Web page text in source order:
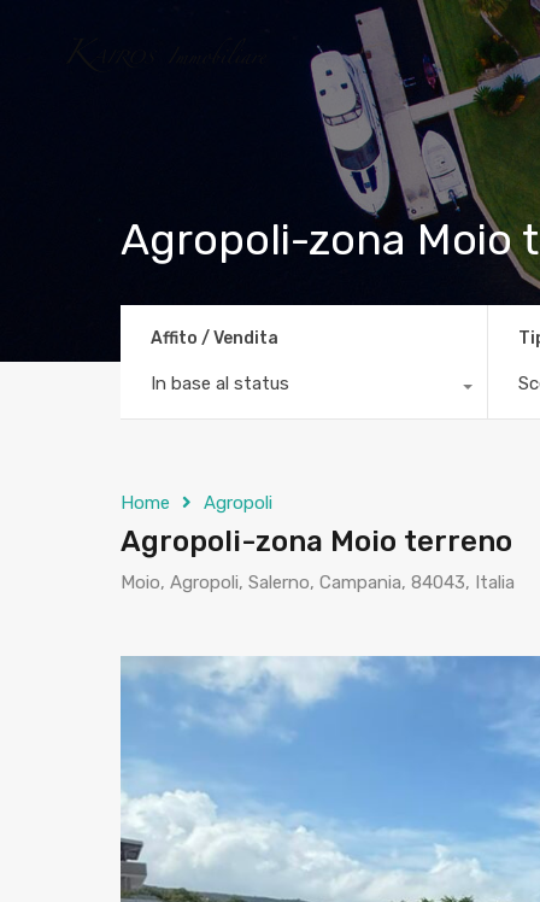
Agropoli-zona Moio
Affito / Vendita
In base al status
Home Agropoli
Agropoli-zona Moio terreno
Moio, Agropoli, Salerno, Campania, 84043, Italia